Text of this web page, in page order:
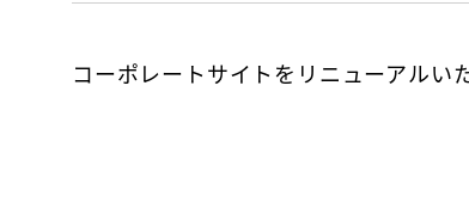
コーポレートサイトをリニューアルい